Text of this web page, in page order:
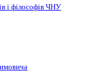
і філософів ЧНУ